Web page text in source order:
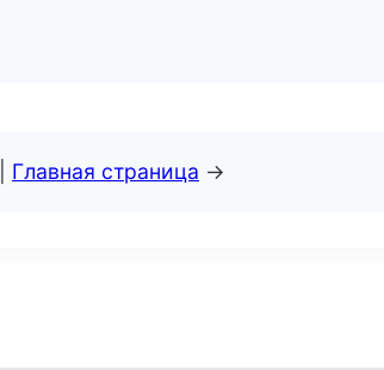
Главная страница →